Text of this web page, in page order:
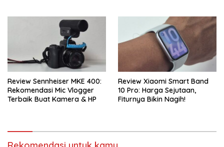
Review Sennheiser MKE 400:
Rekomendasi Mic Vlogger
Terbaik Buat Kamera & HP
Review Xiaomi Smart Band
10 Pro: Harga Sejutaan,
Fiturnya Bikin Nagih!